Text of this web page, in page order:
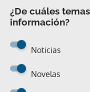
¿De cuáles
información?
Noticias
Novelas